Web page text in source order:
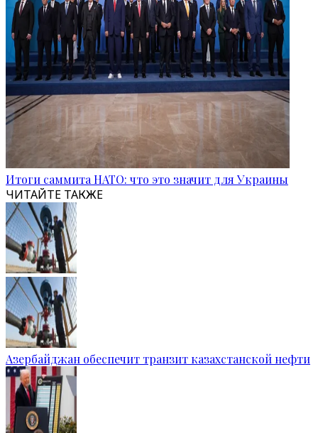
Итоги саммита НАТО: что это значит для Украины
ЧИТАЙТЕ ТАКЖЕ
Азербайджан обеспечит транзит казахстанской нефти